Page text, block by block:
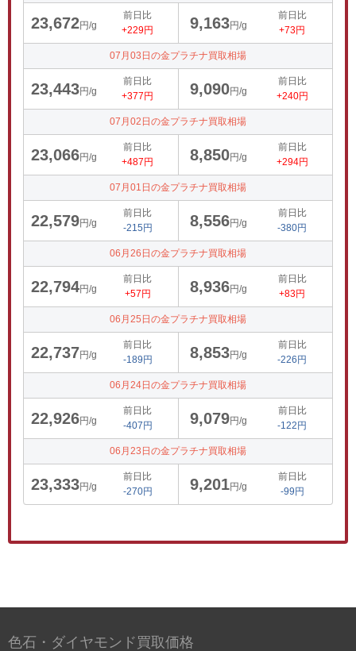
23,672円/g
前日比
+229円
9,163円/g
前日比
+73円
07月03日の金プラチナ買取相場
23,443円/g
前日比
+377円
9,090円/g
前日比
+240円
07月02日の金プラチナ買取相場
23,066円/g
前日比
+487円
8,850円/g
前日比
+294円
07月01日の金プラチナ買取相場
22,579円/g
前日比
-215円
8,556円/g
前日比
-380円
06月26日の金プラチナ買取相場
22,794円/g
前日比
+57円
8,936円/g
前日比
+83円
06月25日の金プラチナ買取相場
22,737円/g
前日比
-189円
8,853円/g
前日比
-226円
06月24日の金プラチナ買取相場
22,926円/g
前日比
-407円
9,079円/g
前日比
-122円
06月23日の金プラチナ買取相場
23,333円/g
前日比
-270円
9,201円/g
前日比
-99円
色石・ダイヤモンド買取価格